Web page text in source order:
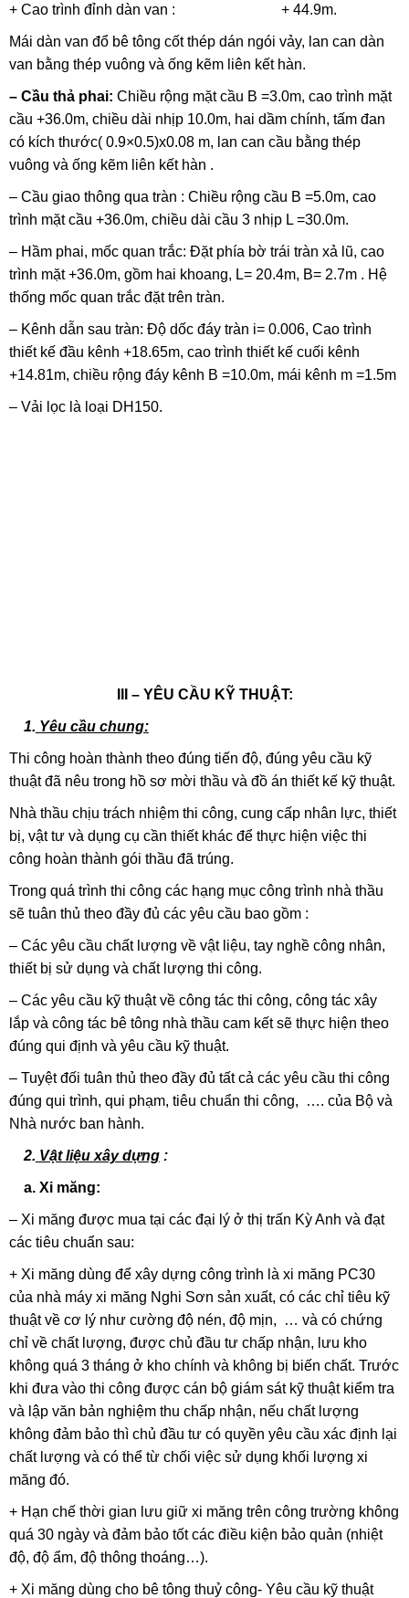
+ Cao trình đỉnh dàn van : + 44.9m.
Mái dàn van đổ bê tông cốt thép dán ngói vảy, lan can dàn
van bằng thép vuông và ống kẽm liên kết hàn.
– Cầu thả phai: Chiều rộng mặt cầu B =3.0m, cao trình mặt
cầu +36.0m, chiều dài nhịp 10.0m, hai dầm chính, tấm đan
có kích thước( 0.9×0.5)x0.08 m, lan can cầu bằng thép
vuông và ống kẽm liên kết hàn .
– Cầu giao thông qua tràn : Chiều rộng cầu B =5.0m, cao
trình mặt cầu +36.0m, chiều dài cầu 3 nhịp L =30.0m.
– Hầm phai, mốc quan trắc: Đặt phía bờ trái tràn xả lũ, cao
trình mặt +36.0m, gồm hai khoang, L= 20.4m, B= 2.7m . Hệ
thống mốc quan trắc đặt trên tràn.
– Kênh dẫn sau tràn: Độ dốc đáy tràn i= 0.006, Cao trình
thiết kế đầu kênh +18.65m, cao trình thiết kế cuối kênh
+14.81m, chiều rộng đáy kênh B =10.0m, mái kênh m =1.5m
– Vải lọc là loại DH150.
III – YÊU CẦU KỸ THUẬT:
1. Yêu cầu chung:
Thi công hoàn thành theo đúng tiến độ, đúng yêu cầu kỹ
thuật đã nêu trong hồ sơ mời thầu và đồ án thiết kế kỹ thuật.
Nhà thầu chịu trách nhiệm thi công, cung cấp nhân lực, thiết
bị, vật tư và dụng cụ cần thiết khác để thực hiện việc thi
công hoàn thành gói thầu đã trúng.
Trong quá trình thi công các hạng mục công trình nhà thầu
sẽ tuân thủ theo đầy đủ các yêu cầu bao gồm :
– Các yêu cầu chất lượng về vật liệu, tay nghề công nhân,
thiết bị sử dụng và chất lượng thi công.
– Các yêu cầu kỹ thuật về công tác thi công, công tác xây
lắp và công tác bê tông nhà thầu cam kết sẽ thực hiện theo
đúng qui định và yêu cầu kỹ thuật.
– Tuyệt đối tuân thủ theo đầy đủ tất cả các yêu cầu thi công
đúng qui trình, qui phạm, tiêu chuẩn thi công, …. của Bộ và
Nhà nước ban hành.
2. Vật liệu xây dựng:
a. Xi măng:
– Xi măng được mua tại các đại lý ở thị trấn Kỳ Anh và đạt
các tiêu chuẩn sau:
+ Xi măng dùng để xây dựng công trình là xi măng PC30
của nhà máy xi măng Nghi Sơn sản xuất, có các chỉ tiêu kỹ
thuật về cơ lý như cường độ nén, độ mịn, … và có chứng
chỉ về chất lượng, được chủ đầu tư chấp nhận, lưu kho
không quá 3 tháng ở kho chính và không bị biến chất. Trước
khi đưa vào thi công được cán bộ giám sát kỹ thuật kiểm tra
và lập văn bản nghiệm thu chấp nhận, nếu chất lượng
không đảm bảo thì chủ đầu tư có quyền yêu cầu xác định lại
chất lượng và có thể từ chối việc sử dụng khối lượng xi
măng đó.
+ Hạn chế thời gian lưu giữ xi măng trên công trường không
quá 30 ngày và đảm bảo tốt các điều kiện bảo quản (nhiệt
độ, độ ẩm, độ thông thoáng…).
+ Xi măng dùng cho bê tông thuỷ công- Yêu cầu kỹ thuật